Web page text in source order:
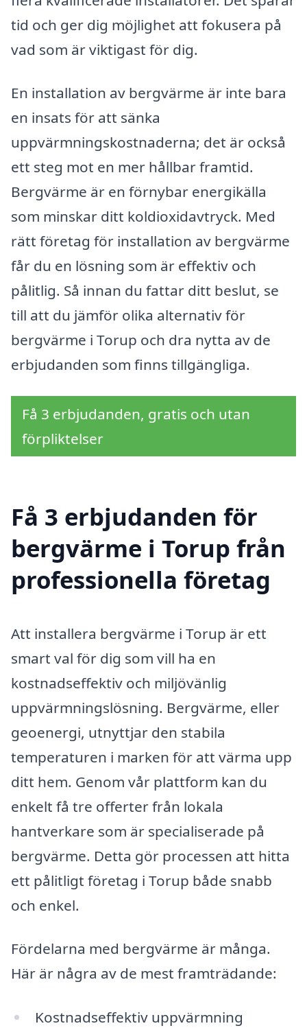
tid och ger dig möjlighet att fokusera på
vad som är viktigast för dig.
En installation av bergvärme är inte bara
en insats för att sänka
uppvärmningskostnaderna; det är också
ett steg mot en mer hållbar framtid.
Bergvärme är en förnybar energikälla
som minskar ditt koldioxidavtryck. Med
rätt företag för installation av bergvärme
får du en lösning som är effektiv och
pålitlig. Så innan du fattar ditt beslut, se
till att du jämför olika alternativ för
bergvärme i Torup och dra nytta av de
erbjudanden som finns tillgängliga.
Få 3 erbjudanden, gratis och utan
förpliktelser
Få 3 erbjudanden för
bergvärme i Torup från
professionella företag
Att installera bergvärme i Torup är ett
smart val för dig som vill ha en
kostnadseffektiv och miljövänlig
uppvärmningslösning. Bergvärme, eller
geoenergi, utnyttjar den stabila
temperaturen i marken för att värma upp
ditt hem. Genom vår plattform kan du
enkelt få tre offerter från lokala
hantverkare som är specialiserade på
bergvärme. Detta gör processen att hitta
ett pålitligt företag i Torup både snabb
och enkel.
Fördelarna med bergvärme är många.
Här är några av de mest framträdande:
Kostnadseffektiv uppvärmning